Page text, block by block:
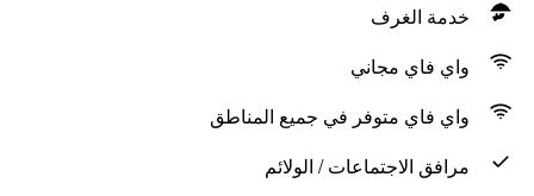
خدمة الغرف
واي فاي مجاني
واي فاي متوفر في جميع المناطق
مرافق الاجتماعات / الولائم